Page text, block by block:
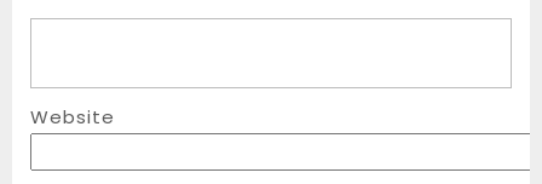
Website